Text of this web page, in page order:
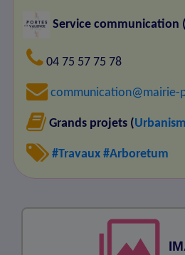
Service communication
04 75 57 75 78
communication@mairie-
Grands projets (
#Travaux #Arboretum